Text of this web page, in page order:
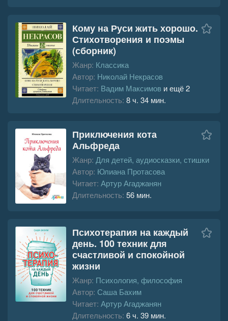
Кому на Руси жить хорошо.
Стихотворения и поэмы
(сборник)
Жанр: Классика
Автор: Николай Некрасов
Читает: Вадим Максимов и ещё 2
Длительность: 8 ч. 34 мин.
Приключения кота
Альфреда
Жанр: Для детей, аудиосказки, стишки
Автор: Юлиана Протасова
Читает: Артур Агаджанян
Длительность: 56 мин.
Психотерапия на каждый
день. 100 техник для
счастливой и спокойной
жизни
Жанр: Психология, философия
Автор: Саша Бахим
Читает: Артур Агаджанян
Длительность: 6 ч. 39 мин.